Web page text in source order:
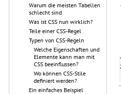
Warum die meisten Tabellen
schlecht sind
Was ist CSS nun wirklich?
Teile einer CSS-Regel
Typen von CSS-Regeln
Welche Eigenschaften und
Elemente kann man mit
CSS beeinflussen?
Wo können CSS-Stile
definiert werden?
Ein einfaches Beispiel